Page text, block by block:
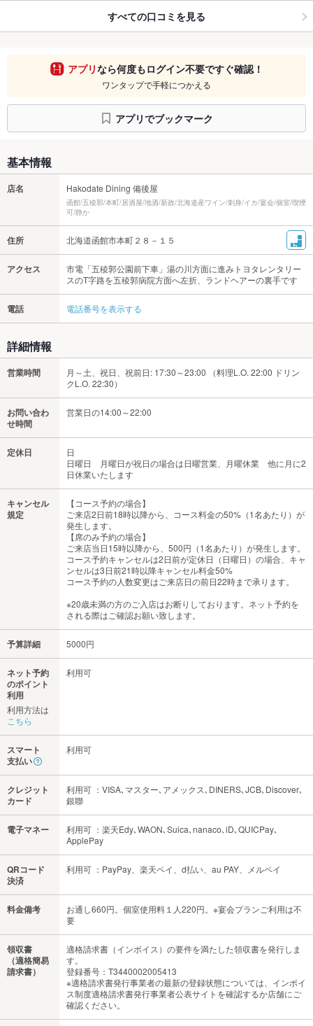
すべての口コミを見る
アプリなら何度もログイン不要ですぐ確認！
ワンタップで手軽につかえる
アプリでブックマーク
基本情報
店名 Hakodate Dining 備後屋
函館/五稜郭/本町/居酒屋/地酒/新政/北海道産ワイン/刺身/イカ/宴会/個室/喫煙
可/静か
住所 北海道函館市本町２８－１５
アクセス
市電「五稜郭公園前下車」湯の川方面に進みトヨタレンタリー
スのT字路を五稜郭病院方面へ左折、ランドヘアーの裏手です
電話 電話番号を表示する
詳細情報
営業時間
月～土、祝日、祝前日: 17:30～23:00 （料理L.O. 22:00 ドリン
クL.O. 22:30）
お問い合わ
せ時間
営業日の14:00～22:00
定休日
日
日曜日 月曜日が祝日の場合は日曜営業、月曜休業 他に月に2
日休業いたします
キャンセル
規定
【コース予約の場合】
ご来店2日前18時以降から、コース料金の50%（1名あたり）が
発生します。
【席のみ予約の場合】
ご来店当日15時以降から、500円（1名あたり）が発生します。
コース予約キャンセルは2日前が定休日（日曜日）の場合、キャ
ンセルは3日前21時以降キャンセル料金50%
コース予約の人数変更はご来店日の前日22時まで承ります。
※20歳未満の方のご入店はお断りしております。ネット予約を
される際はご確認お願い致します。
予算詳細 5000円
ネット予約
のポイント
利用
利用方法は
こちら
利用可
スマート
支払い
利用可
クレジット
カード
利用可 ：VISA､マスター､アメックス､DINERS､JCB､Discover､
銀聯
電子マネー
利用可 ：楽天Edy､WAON､Suica､nanaco､iD､QUICPay､
ApplePay
QRコード
決済
利用可 ：PayPay、楽天ペイ、d払い、au PAY、メルペイ
料金備考
お通し660円。個室使用料１人220円。※宴会プランご利用は不
要
領収書
（適格簡易
請求書）
適格請求書（インボイス）の要件を満たした領収書を発行しま
す。
登録番号：T3440002005413
※適格請求書発行事業者の最新の登録状態については、インボイ
ス制度適格請求書発行事業者公表サイトを確認するか店舗にご
確認ください。